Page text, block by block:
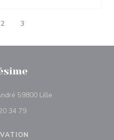
2 3
59800 Lille
34 79